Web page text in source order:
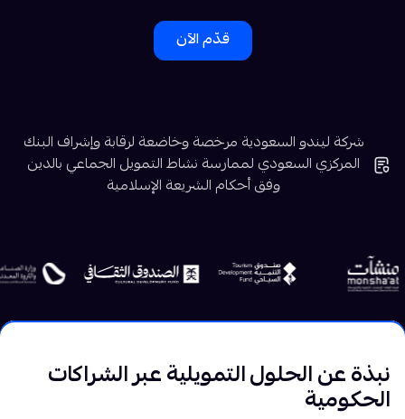
قدّم الآن
شركة ليندو السعودية مرخصة وخاضعة لرقابة وإشراف البنك
المركزي السعودي لممارسة نشاط التمويل الجماعي بالدين
وفق أحكام الشريعة الإسلامية
نبذة عن الحلول التمويلية عبر الشراكات
الحكومية